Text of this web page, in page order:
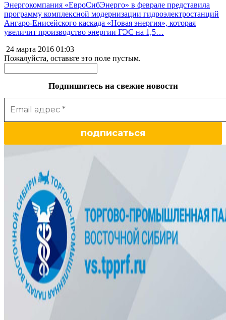
Энергокомпания «ЕвроСибЭнерго» в феврале представила
программу комплексной модернизации гидроэлектростанций
Ангаро-Енисейского каскада «Новая энергия», которая
увеличит производство энергии ГЭС на 1,5…
24 марта 2016 01:03
Пожалуйста, оставьте это поле пустым.
Подпишитесь на свежие новости